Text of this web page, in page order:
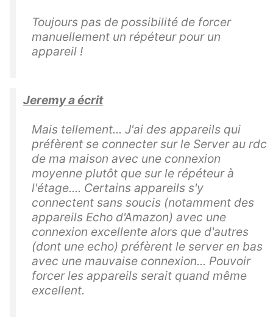
Toujours pas de possibilité de forcer
manuellement un répéteur pour un
appareil !
Jeremy a écrit
Mais tellement... J'ai des appareils qui
préfèrent se connecter sur le Server au rdc
de ma maison avec une connexion
moyenne plutôt que sur le répéteur à
l'étage.... Certains appareils s'y
connectent sans soucis (notamment des
appareils Echo d'Amazon) avec une
connexion excellente alors que d'autres
(dont une echo) préfèrent le server en bas
avec une mauvaise connexion... Pouvoir
forcer les appareils serait quand même
excellent.